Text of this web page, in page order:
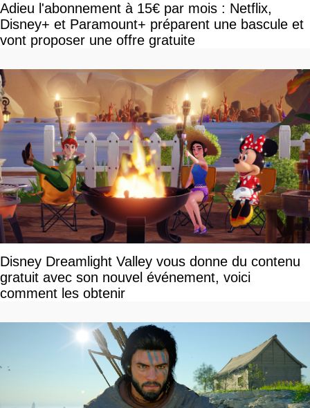
Adieu l'abonnement à 15€ par mois : Netflix,
Disney+ et Paramount+ préparent une bascule et
vont proposer une offre gratuite
Disney Dreamlight Valley vous donne du contenu
gratuit avec son nouvel événement, voici
comment les obtenir